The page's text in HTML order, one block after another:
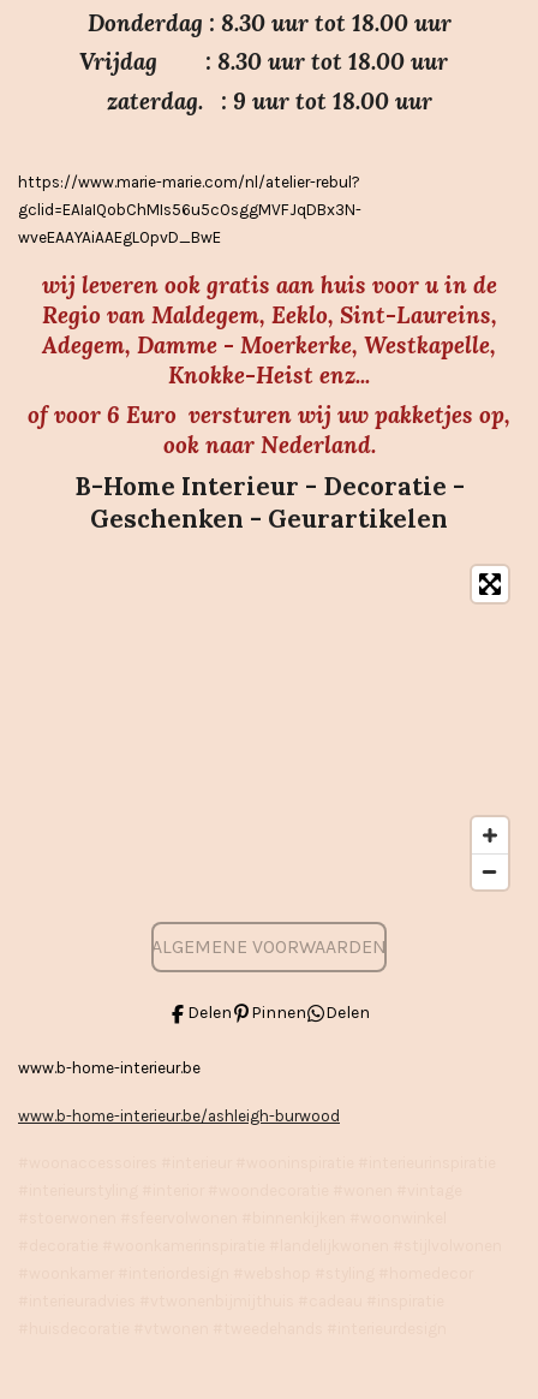
e
n
Donderdag : 8.30 uur tot 18.00 uur
Vrijdag : 8.30 uur tot 18.00 uur
zaterdag. : 9 uur tot 18.00 uur
https://www.marie-marie.com/nl/atelier-rebul?
gclid=EAIaIQobChMIs56u5cOsggMVFJqDBx3N-
wveEAAYAiAAEgLOpvD_BwE
wij leveren ook gratis aan huis voor u in de
Regio van Maldegem, Eeklo, Sint-Laureins,
Adegem, Damme - Moerkerke, Westkapelle,
Knokke-Heist enz...
of voor 6 Euro versturen wij uw pakketjes op,
ook naar Nederland.
B-Home Interieur - Decoratie -
Geschenken - Geurartikelen
ALGEMENE VOORWAARDEN
Delen Pinnen Delen
www.b-home-interieur.be
www.b-home-interieur.be/ashleigh-burwood